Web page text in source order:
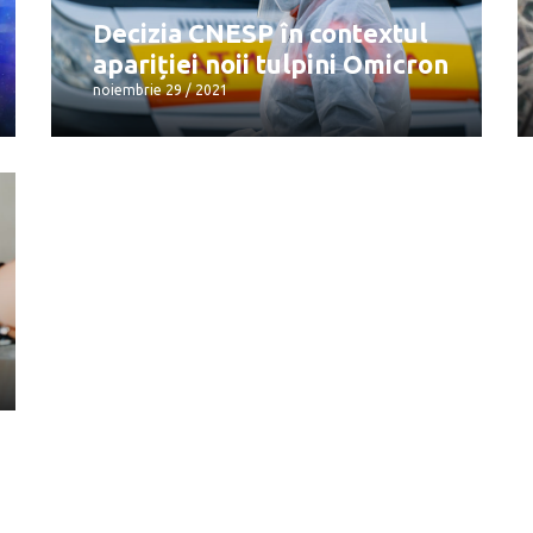
noiembrie 29 / 2021
Decizia CNESP în contextul
apariției noii tulpini Omicron
noiembrie 29 / 2021